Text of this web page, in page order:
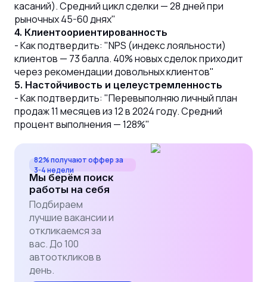
касаний). Средний цикл сделки — 28 дней при
рыночных 45-60 днях"
4. Клиентоориентированность
- Как подтвердить: "NPS (индекс лояльности)
клиентов — 73 балла. 40% новых сделок приходит
через рекомендации довольных клиентов"
5. Настойчивость и целеустремленность
- Как подтвердить: "Перевыполняю личный план
продаж 11 месяцев из 12 в 2024 году. Средний
процент выполнения — 128%"
82% получают оффер за
3-4 недели
Мы берём поиск
работы на себя
Подбираем
лучшие вакансии и
откликаемся за
вас. До 100
автооткликов в
день.